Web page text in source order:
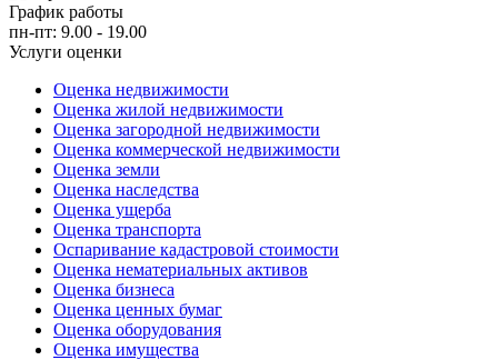
График работы
пн-пт: 9.00 - 19.00
Услуги оценки
Оценка недвижимости
Оценка жилой недвижимости
Оценка загородной недвижимости
Оценка коммерческой недвижимости
Оценка земли
Оценка наследства
Оценка ущерба
Оценка транспорта
Оспаривание кадастровой стоимости
Оценка нематериальных активов
Оценка бизнеса
Оценка ценных бумаг
Оценка оборудования
Оценка имущества